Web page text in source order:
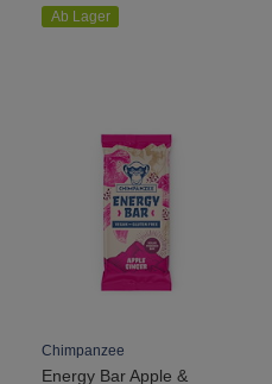
Ab Lager
Chimpanzee
Energy Bar Apple &